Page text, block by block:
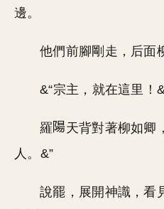
邊。
他們前腳剛走，后面
&“宗主，就在這里！
羅
天背對著柳如卿
人。&”
說罷，展開神識，看